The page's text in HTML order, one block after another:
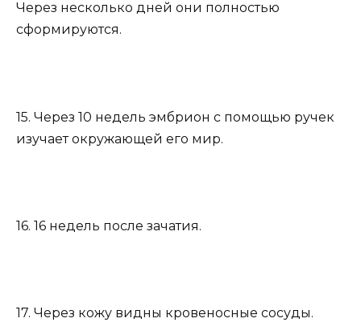
Через несколько дней они полностью
сформируются.
15. Через 10 недель эмбрион с помощью ручек
изучает окружающей его мир.
16. 16 недель после зачатия.
17. Через кожу видны кровеносные сосуды.